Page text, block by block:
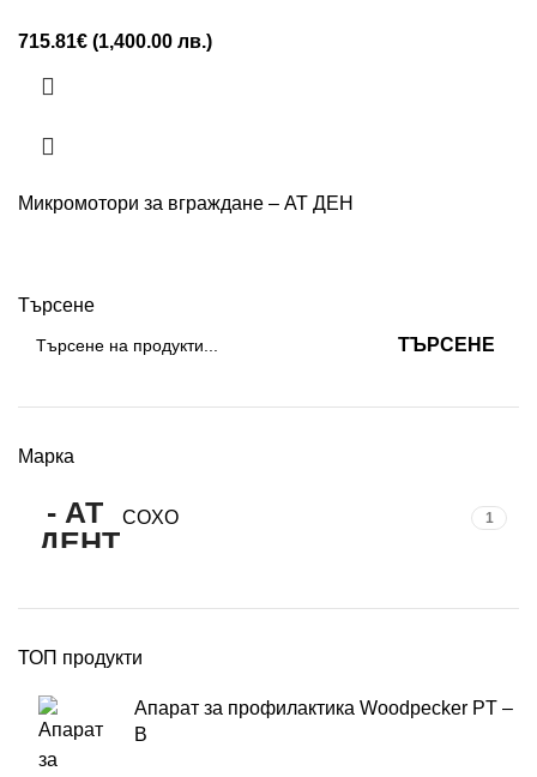
Търсене
ТЪРСЕНЕ
Марка
COXO 1
ТОП продукти
Апарат за профилактика Woodpecker PT –
B
715.81€ (1,400.00 лв.)
Микромотори за вграждане – АТ ДЕН